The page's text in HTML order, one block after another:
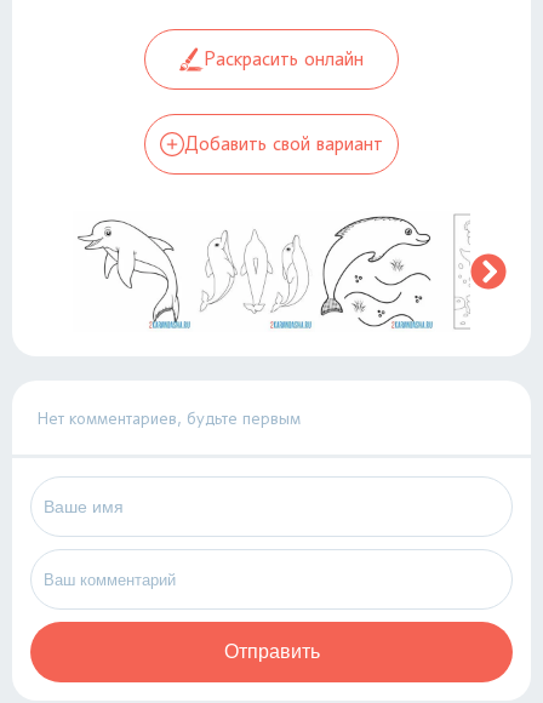
Раскрасить онлайн
Добавить свой вариант
Нет комментариев, будьте первым
Отправить